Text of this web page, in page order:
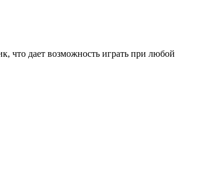
что дает возможность играть при любой